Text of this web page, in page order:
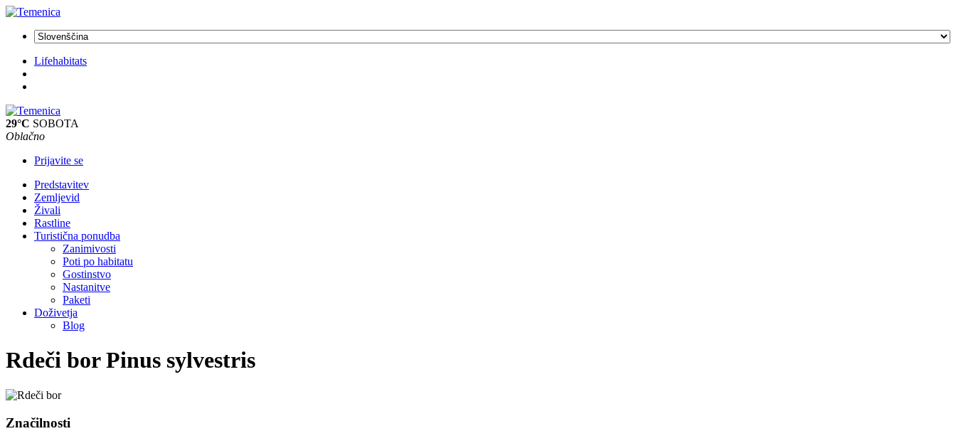
Lifehabitats
29°C SOBOTA
Oblačno
Prijavite se
Predstavitev
Zemljevid
Živali
Rastline
Turistična ponudba
Zanimivosti
Poti po habitatu
Gostinstvo
Nastanitve
Paketi
Doživetja
Blog
Rdeči borPinus sylvestris
Značilnosti